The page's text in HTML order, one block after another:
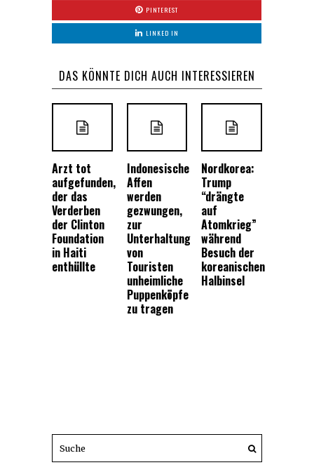
PINTEREST
LINKED IN
DAS KÖNNTE DICH AUCH INTERESSIEREN
Arzt tot
aufgefunden,
der das
Verderben
der Clinton
Foundation
in Haiti
enthüllte
Indonesische
Affen
werden
gezwungen,
zur
Unterhaltung
von
Touristen
unheimliche
Puppenköpfe
zu tragen
Nordkorea:
Trump
“drängte
auf
Atomkrieg”
während
Besuch der
koreanischen
Halbinsel